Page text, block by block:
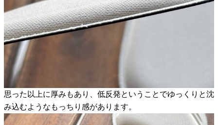
思った以上に厚みもあり、低反発ということでゆっくりと沈
み込むようなもっちり感があります。